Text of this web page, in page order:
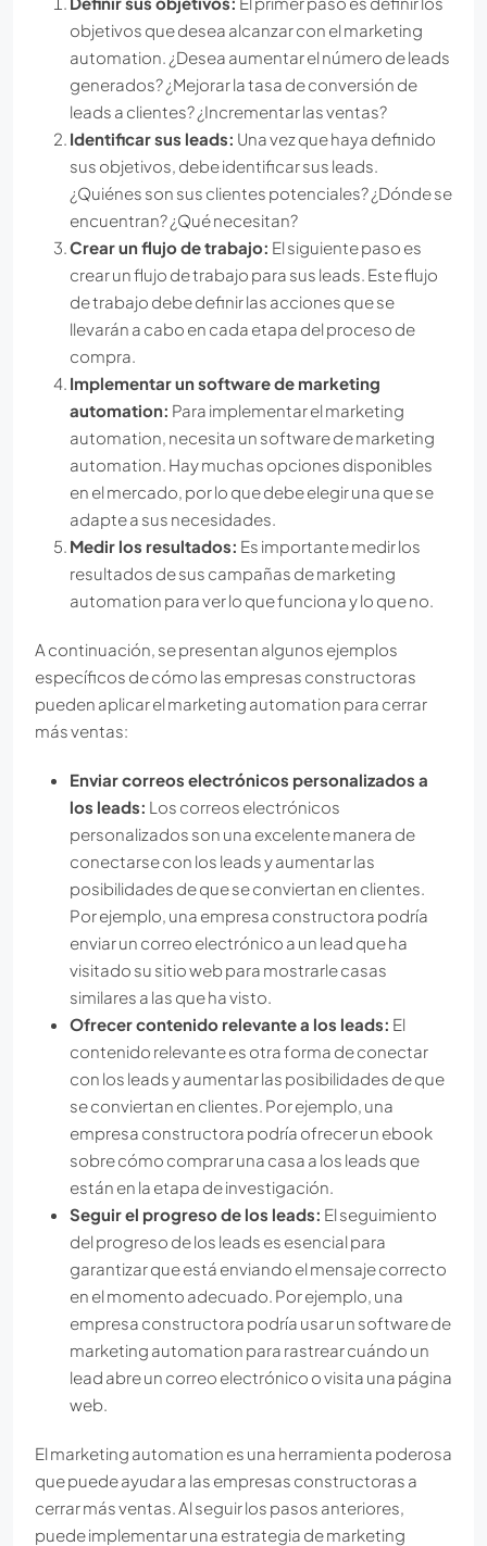
objetivos que desea alcanzar con el marketing
automation. ¿Desea aumentar el número de leads
generados? ¿Mejorar la tasa de conversión de
leads a clientes? ¿Incrementar las ventas?
Identificar sus leads: Una vez que haya definido
sus objetivos, debe identificar sus leads.
¿Quiénes son sus clientes potenciales? ¿Dónde se
encuentran? ¿Qué necesitan?
Crear un flujo de trabajo: El siguiente paso es
crear un flujo de trabajo para sus leads. Este flujo
de trabajo debe definir las acciones que se
llevarán a cabo en cada etapa del proceso de
compra.
Implementar un software de marketing
automation: Para implementar el marketing
automation, necesita un software de marketing
automation. Hay muchas opciones disponibles
en el mercado, por lo que debe elegir una que se
adapte a sus necesidades.
Medir los resultados: Es importante medir los
resultados de sus campañas de marketing
automation para ver lo que funciona y lo que no.
A continuación, se presentan algunos ejemplos
específicos de cómo las empresas constructoras
pueden aplicar el marketing automation para cerrar
más ventas:
Enviar correos electrónicos personalizados a
los leads: Los correos electrónicos
personalizados son una excelente manera de
conectarse con los leads y aumentar las
posibilidades de que se conviertan en clientes.
Por ejemplo, una empresa constructora podría
enviar un correo electrónico a un lead que ha
visitado su sitio web para mostrarle casas
similares a las que ha visto.
Ofrecer contenido relevante a los leads: El
contenido relevante es otra forma de conectar
con los leads y aumentar las posibilidades de que
se conviertan en clientes. Por ejemplo, una
empresa constructora podría ofrecer un ebook
sobre cómo comprar una casa a los leads que
están en la etapa de investigación.
Seguir el progreso de los leads: El seguimiento
del progreso de los leads es esencial para
garantizar que está enviando el mensaje correcto
en el momento adecuado. Por ejemplo, una
empresa constructora podría usar un software de
marketing automation para rastrear cuándo un
lead abre un correo electrónico o visita una página
web.
El marketing automation es una herramienta poderosa
que puede ayudar a las empresas constructoras a
cerrar más ventas. Al seguir los pasos anteriores,
puede implementar una estrategia de marketing